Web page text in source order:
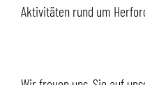
Aktivitäten rund um